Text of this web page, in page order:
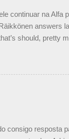
continuar na
answers
should, pretty
na F1. What
GSAu1LWnwW —
consigo resposta